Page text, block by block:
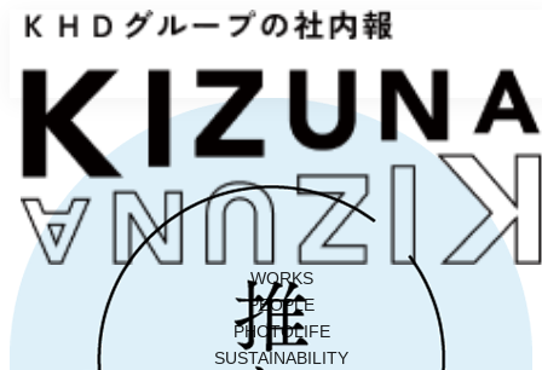
WORKS
PEOPLE
PHOTOLIFE
SUSTAINABILITY